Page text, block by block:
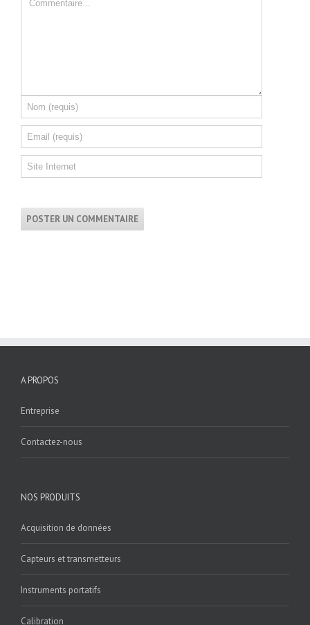
A PROPOS
Entreprise
Contactez-nous
NOS PRODUITS
Acquisition de données
Capteurs et transmetteurs
Instruments portatifs
Calibration